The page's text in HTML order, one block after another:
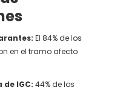
El 84% de los
en el tramo afecto
IGC: 44% de los